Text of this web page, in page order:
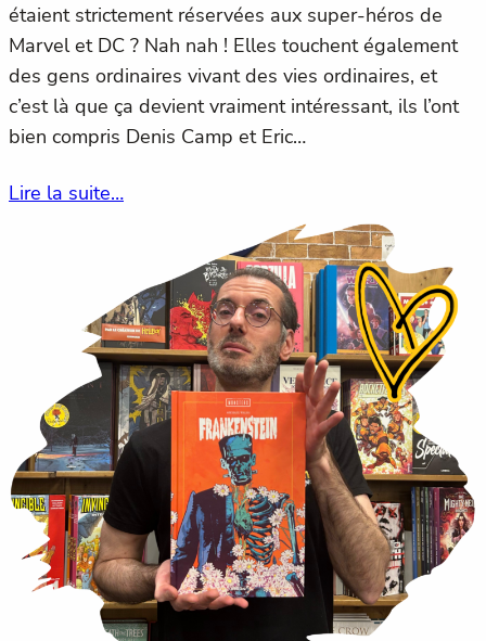
étaient strictement réservées aux super-héros de
Marvel et DC ? Nah nah ! Elles touchent également
des gens ordinaires vivant des vies ordinaires, et
c’est là que ça devient vraiment intéressant, ils l’ont
bien compris Denis Camp et Eric…
Lire la suite…